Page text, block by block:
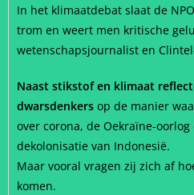
In het klimaatdebat slaat de
trom en weert men kritische
wetenschapsjournalist en
Naast stikstof en klimaat
dwarsdenkers op de manier
over corona, de Oekraïne-
dekolonisatie van Indonesië.
Maar vooral vragen zij zich af
komen.